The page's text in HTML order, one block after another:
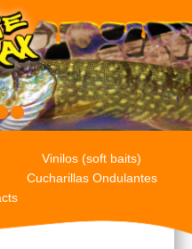
ENG
ES
Vinilos (soft baits)
Cucharillas Ondulantes